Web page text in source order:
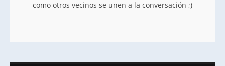
como otros vecinos se unen a la conversación ;)